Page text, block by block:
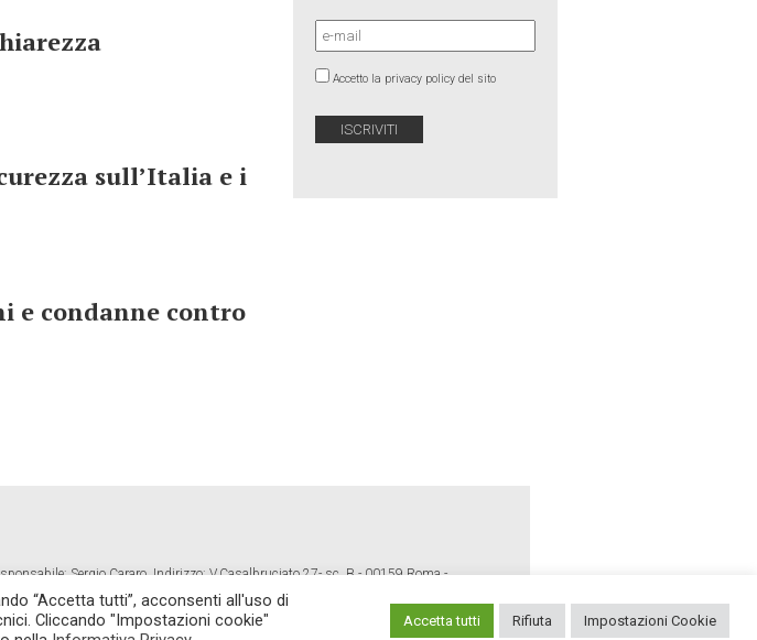
sull’Italia e i
e condanne contro
Accetto la privacy policy del sito
Sergio Cararo. Indirizzo: V.Casalbruciato 27- sc. B - 00159 Roma -
LINK CONSIGLIATI PRIVACY COOKIE POLICY
“Accetta tutti”, acconsenti all'uso di
Cliccando "Impostazioni cookie"
Accetta tutti Rifiuta Impostazioni Cookie